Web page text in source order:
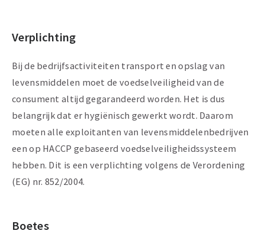
Verplichting
Bij de bedrijfsactiviteiten transport en opslag van
levensmiddelen moet de voedselveiligheid van de
consument altijd gegarandeerd worden. Het is dus
belangrijk dat er hygiënisch gewerkt wordt. Daarom
moeten alle exploitanten van levensmiddelenbedrijven
een op HACCP gebaseerd voedselveiligheidssysteem
hebben. Dit is een verplichting volgens de Verordening
(EG) nr. 852/2004.
Boetes